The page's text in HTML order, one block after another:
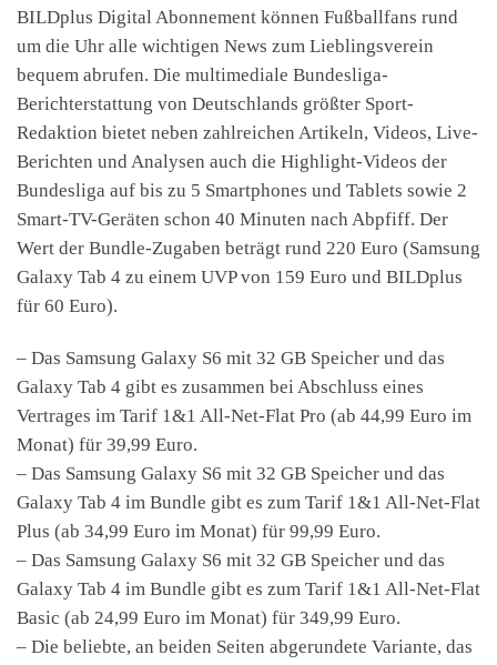
BILDplus Digital Abonnement können Fußballfans rund
um die Uhr alle wichtigen News zum Lieblingsverein
bequem abrufen. Die multimediale Bundesliga-
Berichterstattung von Deutschlands größter Sport-
Redaktion bietet neben zahlreichen Artikeln, Videos, Live-
Berichten und Analysen auch die Highlight-Videos der
Bundesliga auf bis zu 5 Smartphones und Tablets sowie 2
Smart-TV-Geräten schon 40 Minuten nach Abpfiff. Der
Wert der Bundle-Zugaben beträgt rund 220 Euro (Samsung
Galaxy Tab 4 zu einem UVP von 159 Euro und BILDplus
für 60 Euro).
– Das Samsung Galaxy S6 mit 32 GB Speicher und das
Galaxy Tab 4 gibt es zusammen bei Abschluss eines
Vertrages im Tarif 1&1 All-Net-Flat Pro (ab 44,99 Euro im
Monat) für 39,99 Euro.
– Das Samsung Galaxy S6 mit 32 GB Speicher und das
Galaxy Tab 4 im Bundle gibt es zum Tarif 1&1 All-Net-Flat
Plus (ab 34,99 Euro im Monat) für 99,99 Euro.
– Das Samsung Galaxy S6 mit 32 GB Speicher und das
Galaxy Tab 4 im Bundle gibt es zum Tarif 1&1 All-Net-Flat
Basic (ab 24,99 Euro im Monat) für 349,99 Euro.
– Die beliebte, an beiden Seiten abgerundete Variante, das